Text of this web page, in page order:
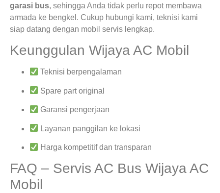
garasi bus, sehingga Anda tidak perlu repot membawa
armada ke bengkel. Cukup hubungi kami, teknisi kami
siap datang dengan mobil servis lengkap.
Keunggulan Wijaya AC Mobil
Teknisi berpengalaman
Spare part original
Garansi pengerjaan
Layanan panggilan ke lokasi
Harga kompetitif dan transparan
FAQ – Servis AC Bus Wijaya AC
Mobil